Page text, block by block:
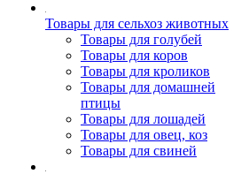
Товары для сельхоз животных
Товары для голубей
Товары для коров
Товары для кроликов
Товары для домашней
птицы
Товары для лошадей
Товары для овец, коз
Товары для свиней